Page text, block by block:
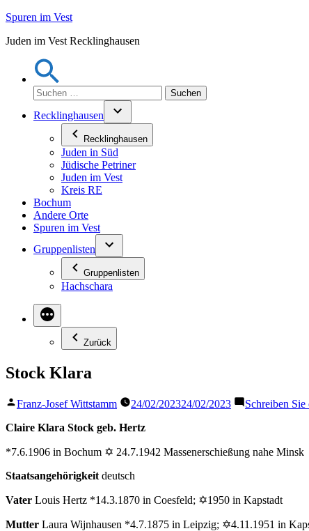
Zum
springen
Spuren im Vest
Juden im Vest Recklinghausen
Suchen
nach:
Recklinghausen
Recklinghausen
Juden in Süd
Jüdische Petriner
Juden im Vest
Kreis RE
Bochum
Andere Orte
Spuren im Vest
Gruppenlisten
Gruppenlisten
Hachschara
Zurück
Stock Klara
Veröffentlicht
Franz-Josef Wittstamm 24/02/202324/02/2023 Schreiben
Claire Klara Stock geb. Hertz
*7.6.1906 in Bochum ✡ 24.7.1942 Massenerschießung nahe Minsk
Staatsangehörigkeit deutsch
Vater Louis Hertz *14.3.1870 in Coesfeld; ✡1950 in Kapstadt
Mutter Laura Wijnhausen *4.7.1875 in Leipzig; ✡4.11.1951 in